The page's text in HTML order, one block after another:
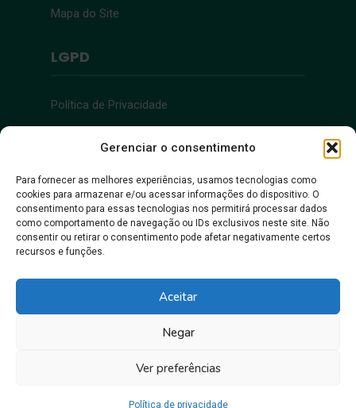
Gerenciar o consentimento
Para fornecer as melhores experiências, usamos tecnologias como
cookies para armazenar e/ou acessar informações do dispositivo. O
consentimento para essas tecnologias nos permitirá processar dados
como comportamento de navegação ou IDs exclusivos neste site. Não
consentir ou retirar o consentimento pode afetar negativamente certos
recursos e funções.
Aceitar
Negar
Ver preferências
Política de privacidade
Mapa do Site
LGPD
Política de Privacidade
Acessibilidade
Acessibilidade